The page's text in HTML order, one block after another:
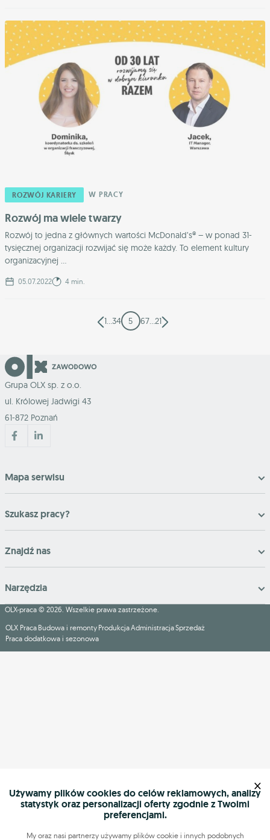
ROZWÓJ KARIERY W PRACY
Rozwój ma wiele twarzy
Rozwój to jedna z głównych wartości McDonald’s® – w ponad 31-
tysięcznej organizacji rozwijać się może każdy. To element kultury
organizacyjnej ...
05.07.2022 4 min.
1…34 5 67…21
Grupa OLX sp. z o.o.
ul. Królowej Jadwigi 43
61-872 Poznań
Mapa serwisu
Szukasz pracy?
Znajdź nas
Narzędzia
OLX-praca © 2026. Wszelkie prawa zastrzeżone.
OLX Praca Budowa i remonty ProdukcjaAdministracjaSprzedaż
Praca dodatkowa i sezonowa
Używamy plików cookies do celów reklamowych, analizy
statystyk oraz personalizacji oferty zgodnie z Twoimi
preferencjami.
My oraz nasi partnerzy używamy plików cookie i innych podobnych
×